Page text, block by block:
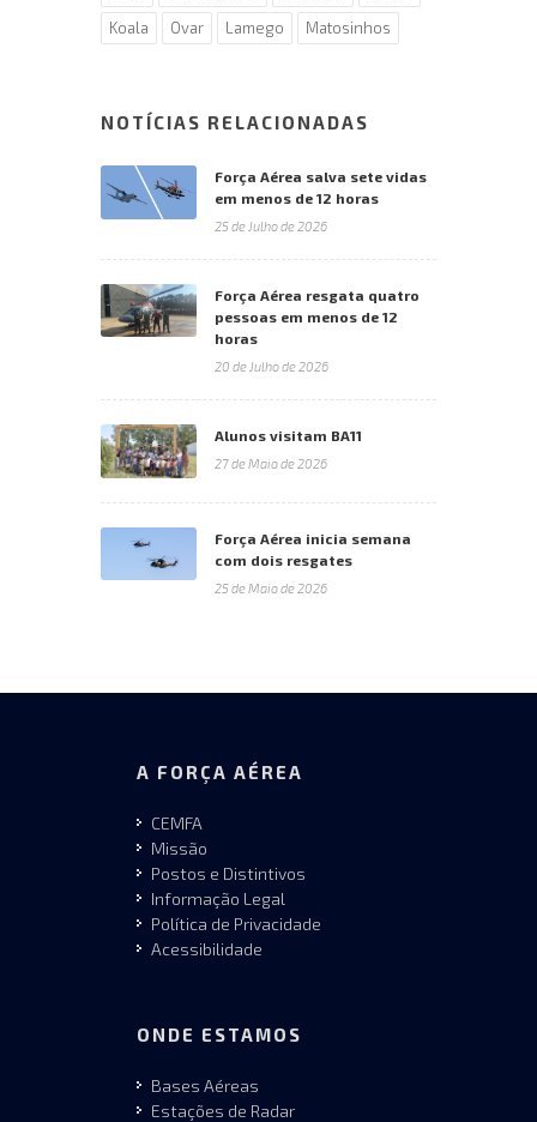
Koala
Ovar Lamego Matosinhos
NOTÍCIAS RELACIONADAS
Força Aérea salva sete vidas
em menos de 12 horas
25 de Julho de 2026
Força Aérea resgata quatro
pessoas em menos de 12
horas
20 de Julho de 2026
Alunos visitam BA11
27 de Maio de 2026
Força Aérea inicia semana
com dois resgates
25 de Maio de 2026
A FORÇA AÉREA
CEMFA
Missão
Postos e Distintivos
Informação Legal
Política de Privacidade
Acessibilidade
ONDE ESTAMOS
Bases Aéreas
Estações de Radar